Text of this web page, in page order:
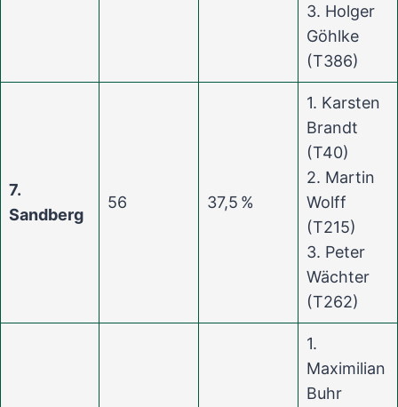
3. Holger
Göhlke
(T386)
7.
Sandberg
56 37,5 %
1. Karsten
Brandt
(T40)
2. Martin
Wolff
(T215)
3. Peter
Wächter
(T262)
1.
Maximilian
Buhr